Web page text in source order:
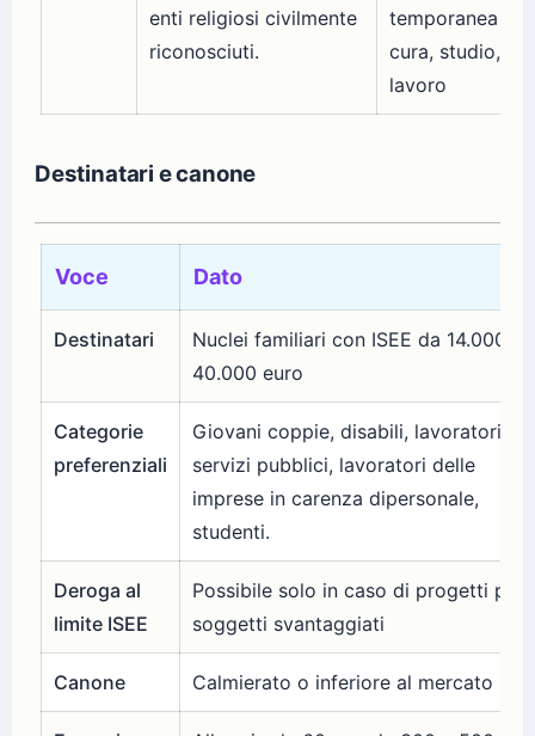
enti religiosi civilmente
riconosciuti.
temporanea per
cura, studio,
lavoro
Destinatari e canone
Voce Dato
Destinatari
Nuclei familiari con ISEE da 14.000 a
40.000 euro
Categorie
preferenziali
Giovani coppie, disabili, lavoratori nei
servizi pubblici, lavoratori delle
imprese in carenza dipersonale,
studenti.
Deroga al
limite ISEE
Possibile solo in caso di progetti per
soggetti svantaggiati
Canone Calmierato o inferiore al mercato